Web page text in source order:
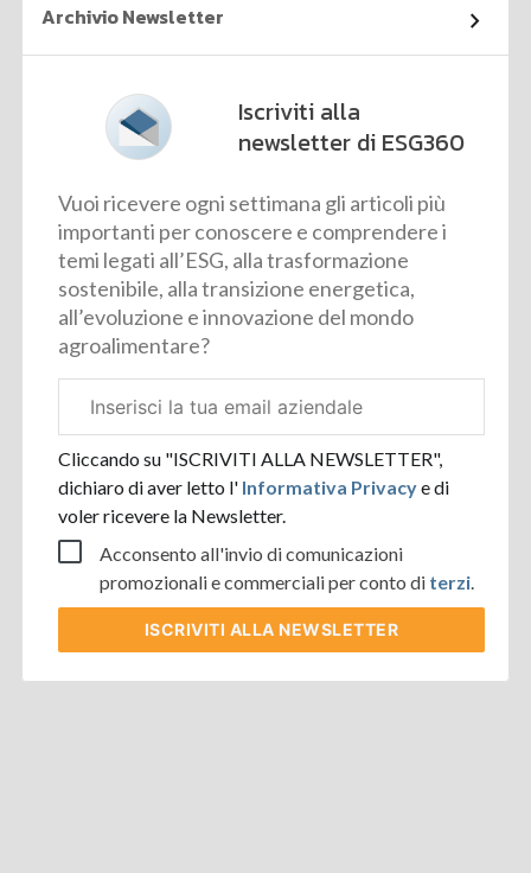
Archivio Newsletter
Iscriviti alla
newsletter di ESG360
Vuoi ricevere ogni settimana gli articoli più
importanti per conoscere e comprendere i
temi legati all’ESG, alla trasformazione
sostenibile, alla transizione energetica,
all’evoluzione e innovazione del mondo
agroalimentare?
aziendale
Cliccando su "ISCRIVITI ALLA NEWSLETTER",
dichiaro di aver letto l' Informativa Privacye di
voler ricevere la Newsletter.
Acconsento all'invio di comunicazioni
promozionali e commerciali per conto di terzi.
ISCRIVITI ALLA NEWSLETTER